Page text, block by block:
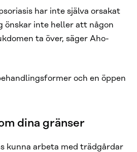
har inte själva orsakat
önskar inte heller att någon
ta över, säger Aho-
och en öppen
dina gränser
kunna arbeta med trädgårdar